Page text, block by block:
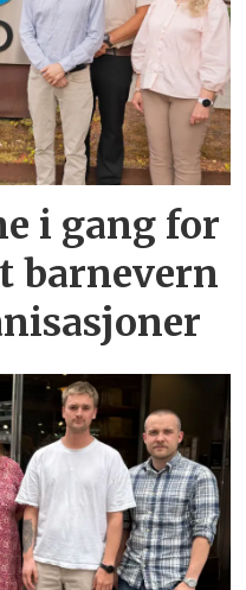
i gang for
barnevern